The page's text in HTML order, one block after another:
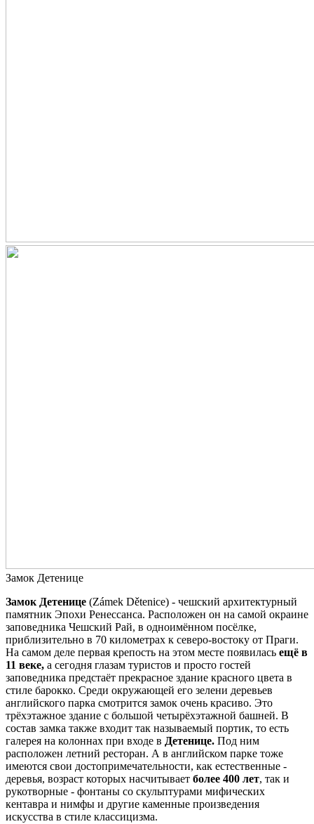
Замок Детенице
Замок Детенице (Zámek Dětenice) - чешский архитектурный
памятник Эпохи Ренессанса. Расположен он на самой окраине
заповедника Чешский Рай, в одноимённом посёлке,
приблизительно в 70 километрах к северо-востоку от Праги.
На самом деле первая крепость на этом месте появилась ещё в
11 веке, а сегодня глазам туристов и просто гостей
заповедника предстаёт прекрасное здание красного цвета в
стиле барокко. Среди окружающей его зелени деревьев
английского парка смотрится замок очень красиво. Это
трёхэтажное здание с большой четырёхэтажной башней. В
состав замка также входит так называемый портик, то есть
галерея на колоннах при входе в Детенице. Под ним
расположен летний ресторан. А в английском парке тоже
имеются свои достопримечательности, как естественные -
деревья, возраст которых насчитывает более 400 лет, так и
рукотворные - фонтаны со скульптурами мифических
кентавра и нимфы и другие каменные произведения
искусства в стиле классицизма.